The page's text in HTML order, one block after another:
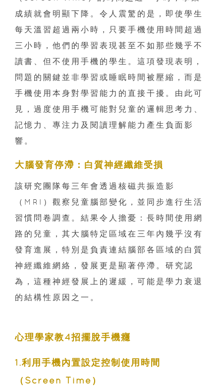
成績就會明顯下降。令人震驚的是，即使學生
每天溫習超過兩小時，只要手機使用時間超過
三小時，他們的學習表現甚至不如那些幾乎不
讀書、但不使用手機的學生。這項發現表明，
問題的關鍵並非學習或睡眠時間被壓縮，而是
手機使用本身對學習能力的直接干擾。由此可
見，過度使用手機可能對兒童的邏輯思考力、
記憶力、專注力及閱讀理解能力產生負面影
響。
大腦發育停滯：白質神經纖維受損
該研究團隊每三年會透過核磁共振造影
（MRI）觀察兒童腦部變化，並同步進行生活
習慣問卷調查。結果令人擔憂：長時間使用網
路的兒童，其大腦特定區域在三年內幾乎沒有
發育進展，特別是負責連結腦部各區域的白質
神經纖維網絡，發展更是顯著停滯。研究認
為，這種神經發展上的遲緩，可能是學力衰退
的結構性原因之一。
心理學家教4招擺脫手機癮
1.利用手機內置設定控制使用時間
（Screen Time）